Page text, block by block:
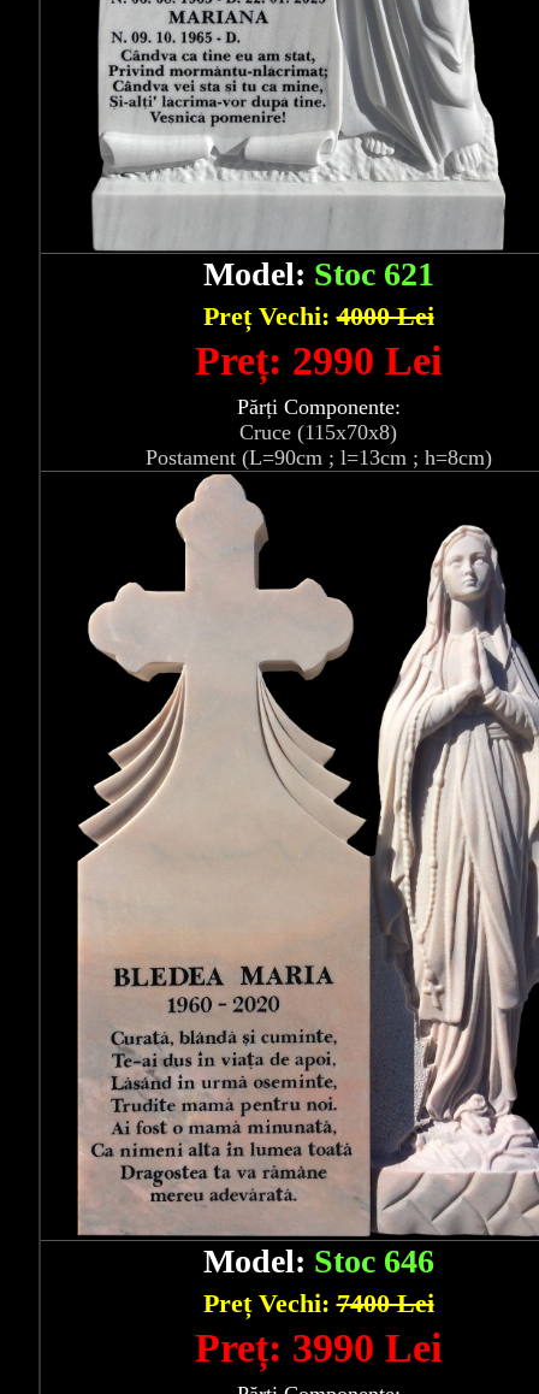
Model: Stoc 621
Preț Vechi:4000 Lei
Preț: 2990 Lei
Părți Componente:
Cruce (115x70x8)
Postament (L=90cm ; l=13cm ; h=8cm)
Model: Stoc 646
Preț Vechi:7400 Lei
Preț: 3990 Lei